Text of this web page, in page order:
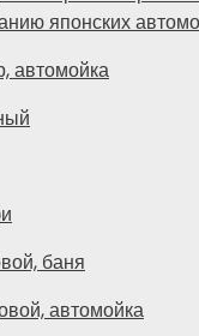
японских
автомойка
баня
автомойка